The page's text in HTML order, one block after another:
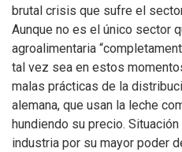
brutal crisis que sufre el
Aunque no es el único sector
agroalimentaria
tal vez sea en estos
malas prácticas de la
alemana, que usan la leche
hundiendo su precio.
industria por su mayor poder